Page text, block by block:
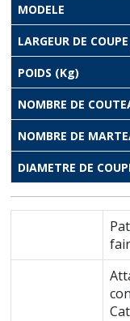
MODELE
LARGEUR DE
POIDS (Kg)
NOMBRE DE
NOMBRE DE
DIAMETRE DE